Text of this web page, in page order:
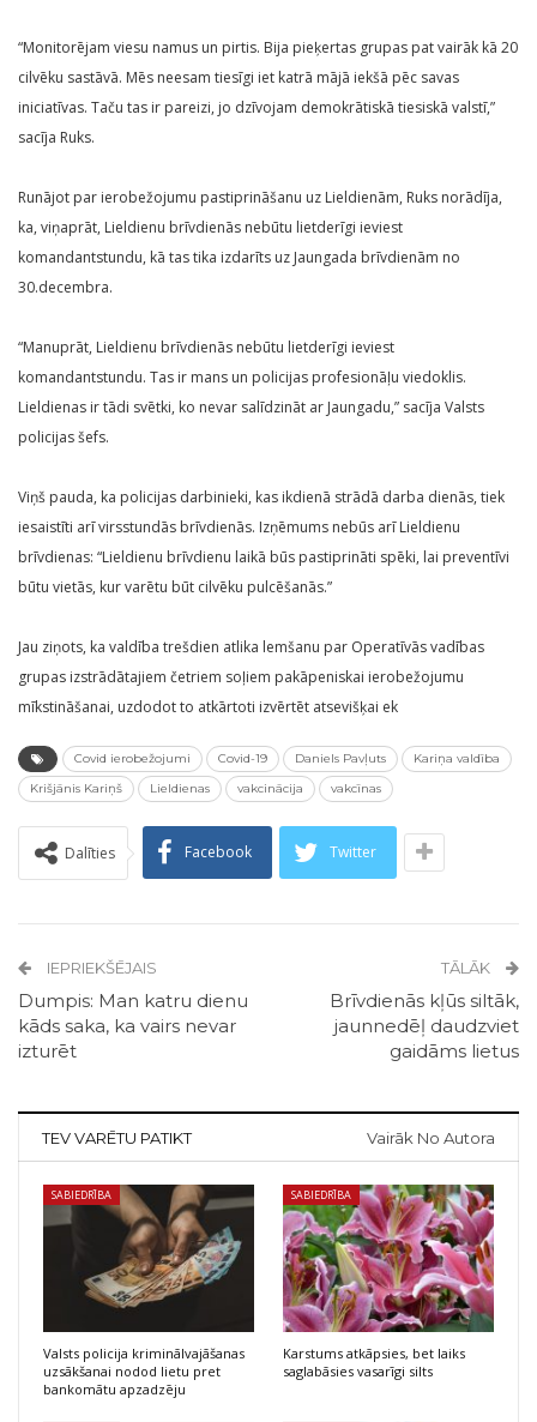
“Monitorējam viesu namus un pirtis. Bija pieķertas grupas pat vairāk kā 20
cilvēku sastāvā. Mēs neesam tiesīgi iet katrā mājā iekšā pēc savas
iniciatīvas. Taču tas ir pareizi, jo dzīvojam demokrātiskā tiesiskā valstī,”
sacīja Ruks.
Runājot par ierobežojumu pastiprināšanu uz Lieldienām, Ruks norādīja,
ka, viņaprāt, Lieldienu brīvdienās nebūtu lietderīgi ieviest
komandantstundu, kā tas tika izdarīts uz Jaungada brīvdienām no
30.decembra.
“Manuprāt, Lieldienu brīvdienās nebūtu lietderīgi ieviest
komandantstundu. Tas ir mans un policijas profesionāļu viedoklis.
Lieldienas ir tādi svētki, ko nevar salīdzināt ar Jaungadu,” sacīja Valsts
policijas šefs.
Viņš pauda, ka policijas darbinieki, kas ikdienā strādā darba dienās, tiek
iesaistīti arī virsstundās brīvdienās. Izņēmums nebūs arī Lieldienu
brīvdienas: “Lieldienu brīvdienu laikā būs pastiprināti spēki, lai preventīvi
būtu vietās, kur varētu būt cilvēku pulcēšanās.”
Jau ziņots, ka valdība trešdien atlika lemšanu par Operatīvās vadības
grupas izstrādātajiem četriem soļiem pakāpeniskai ierobežojumu
mīkstināšanai, uzdodot to atkārtoti izvērtēt atsevišķai ek
Covid ierobežojumi Covid-19 Daniels Pavļuts
Kariņa valdība
Krišjānis Kariņš
Lieldienas vakcinācija vakcīnas
Dalīties Facebook Twitter
IEPRIEKŠĒJAIS
Dumpis: Man katru dienu
kāds saka, ka vairs nevar
izturēt
TĀLĀK
Brīvdienās kļūs siltāk,
jaunnedēļ daudzviet
gaidāms lietus
TEV VARĒTU PATIKT Vairāk No Autora
SABIEDRĪBA
Valsts policija kriminālvajāšanas
uzsākšanai nodod lietu pret
bankomātu apzadzēju
SABIEDRĪBA
Karstums atkāpsies, bet laiks
saglabāsies vasarīgi silts